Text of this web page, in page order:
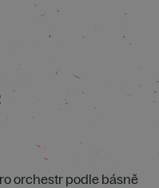
orchestr podle básně